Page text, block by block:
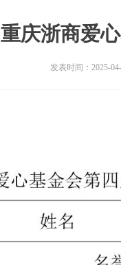
重庆浙商爱
发表时间：2025-